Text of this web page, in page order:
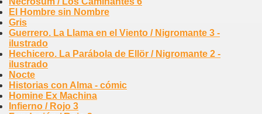
El Hombre sin Nombre
Gris
Guerrero. La Llama en el Viento / Nigromante 3 -
ilustrado
Hechicero. La Parábola de Ellör / Nigromante 2 -
ilustrado
Nocte
Historias con Alma - cómic
Homine Ex Machina
Infierno / Rojo 3